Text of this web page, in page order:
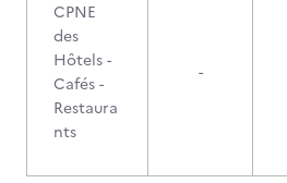
CPNE
des
Hôtels -
Cafés -
Restaura
nts
-